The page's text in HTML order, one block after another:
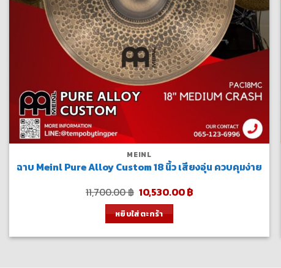
MEINL
ฉาบ Meinl Pure Alloy Custom 18 นิ้ว เสียงอุ่น ควบคุมง่าย
11,700.00฿ Original
price
was:
11,700.00 ฿.
10,530.00฿Current
หยิบใส่ตะกร้า